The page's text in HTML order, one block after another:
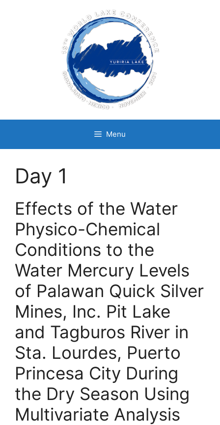
Menu
Day 1
Effects of the Water
Physico-Chemical
Conditions to the
Water Mercury Levels
of Palawan Quick Silver
Mines, Inc. Pit Lake
and Tagburos River in
Sta. Lourdes, Puerto
Princesa City During
the Dry Season Using
Multivariate Analysis